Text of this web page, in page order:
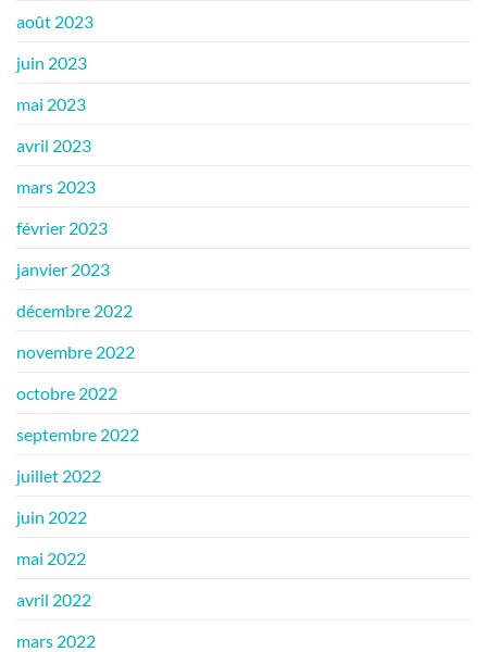
août 2023
juin 2023
mai 2023
avril 2023
mars 2023
février 2023
janvier 2023
décembre 2022
novembre 2022
octobre 2022
septembre 2022
juillet 2022
juin 2022
mai 2022
avril 2022
mars 2022